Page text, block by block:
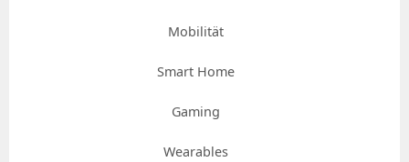
Mobilität
Smart Home
Gaming
Wearables